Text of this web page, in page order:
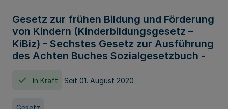
Gesetz zur frühen Bildung und Förderung
von Kindern (Kinderbildungsgesetz –
KiBiz) - Sechstes Gesetz zur Ausführung
des Achten Buches Sozialgesetzbuch -
In Kraft Seit 01. August 2020